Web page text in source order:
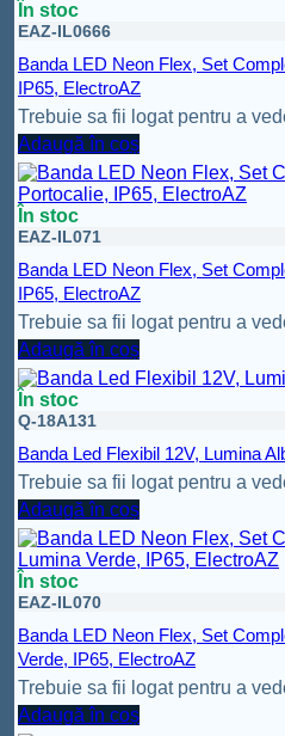
În stoc
EAZ-IL0666
Banda LED Neon Flex, Set
IP65, ElectroAZ
Trebuie sa fii logat pentru a
Adaugă în coș
În stoc
EAZ-IL071
Banda LED Neon Flex, Set
IP65, ElectroAZ
Trebuie sa fii logat pentru a
Adaugă în coș
În stoc
Q-18A131
Banda Led Flexibil 12V, Lumina
Trebuie sa fii logat pentru a
Adaugă în coș
În stoc
EAZ-IL070
Banda LED Neon Flex, Set
Verde, IP65, ElectroAZ
Trebuie sa fii logat pentru a
Adaugă în coș